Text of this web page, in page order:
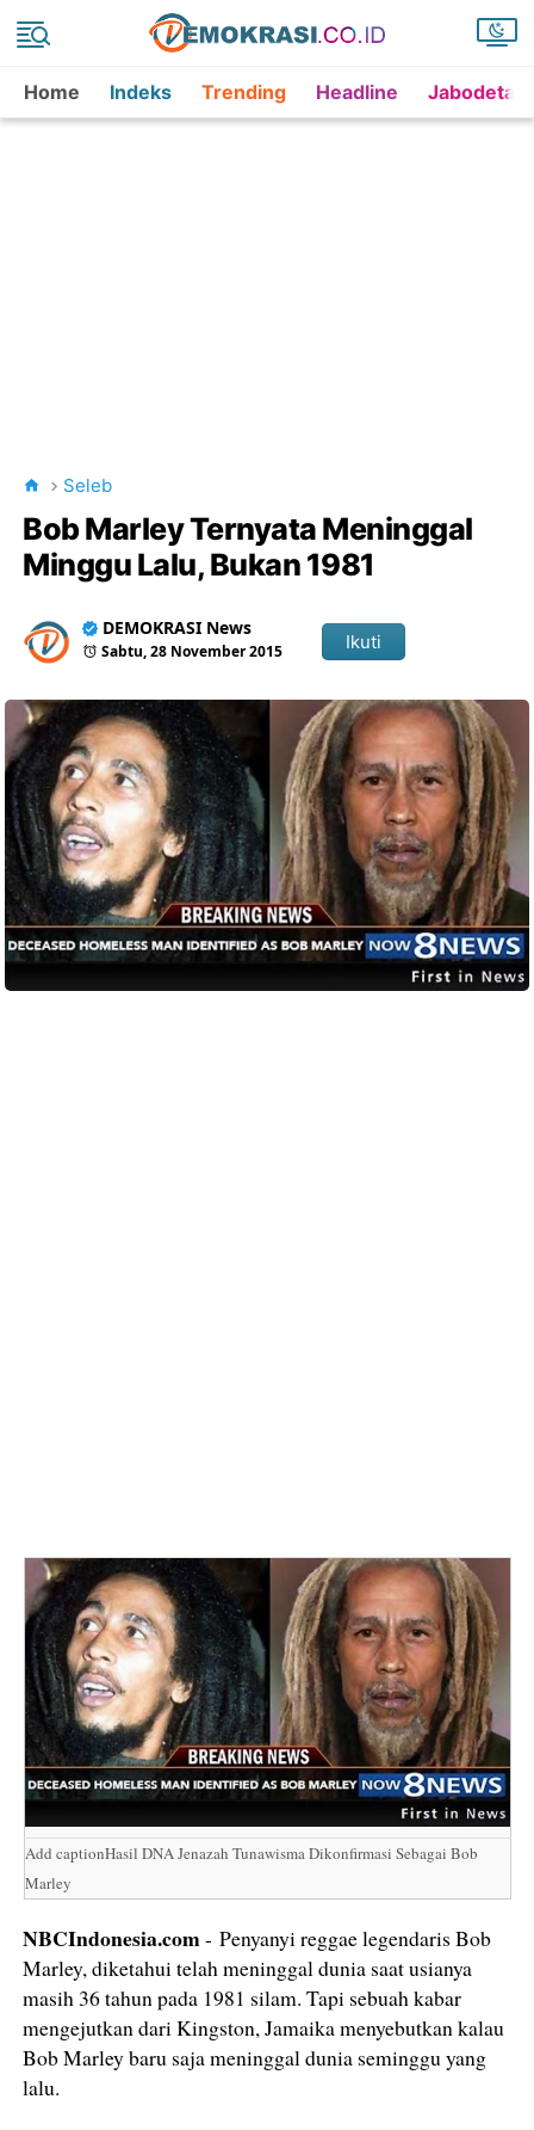
Home Indeks Trending Headline
Seleb
Bob Marley Ternyata Meninggal
Minggu Lalu, Bukan 1981
DEMOKRASI News
Sabtu, 28 November 2015 Ikuti
Add captionHasil DNA Jenazah Tunawisma Dikonfirmasi Sebagai Bob
Marley
NBCIndonesia.com- Penyanyi reggae legendaris Bob
Marley, diketahui telah meninggal dunia saat usianya
masih 36 tahun pada 1981 silam. Tapi sebuah kabar
mengejutkan dari Kingston, Jamaika menyebutkan kalau
Bob Marley baru saja meninggal dunia seminggu yang
lalu.